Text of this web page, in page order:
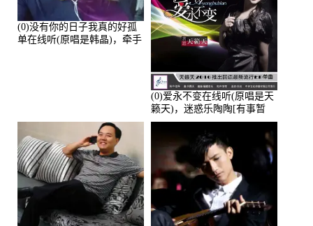
(0)没有你的日子我真的好孤
单在线听(原唱是韩晶)，牵手
(0)爱永不变在线听(原唱是天
籁天)，迷惑乐陶陶[有事暂
离]演唱点播:27678次